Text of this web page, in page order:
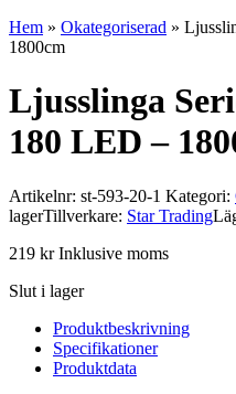
Hem » Okategoriserad »
1800cm
Ljusslinga
180 LED –
Artikelnr: st-593-20-1 Kategori:
lagerTillverkare: Star Trading
219 kr Inklusive moms
Slut i lager
Produktbeskrivning
Specifikationer
Produktdata